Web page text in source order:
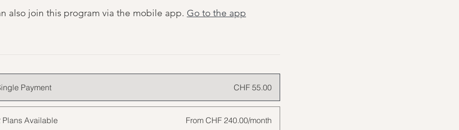
also join this program via the mobile app. Go to the app
Payment CHF 55.00
Plans Available From CHF 240.00/month